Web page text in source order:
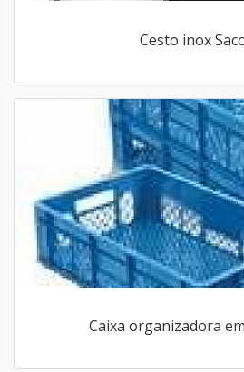
Cesto inox
Caixa organizadora